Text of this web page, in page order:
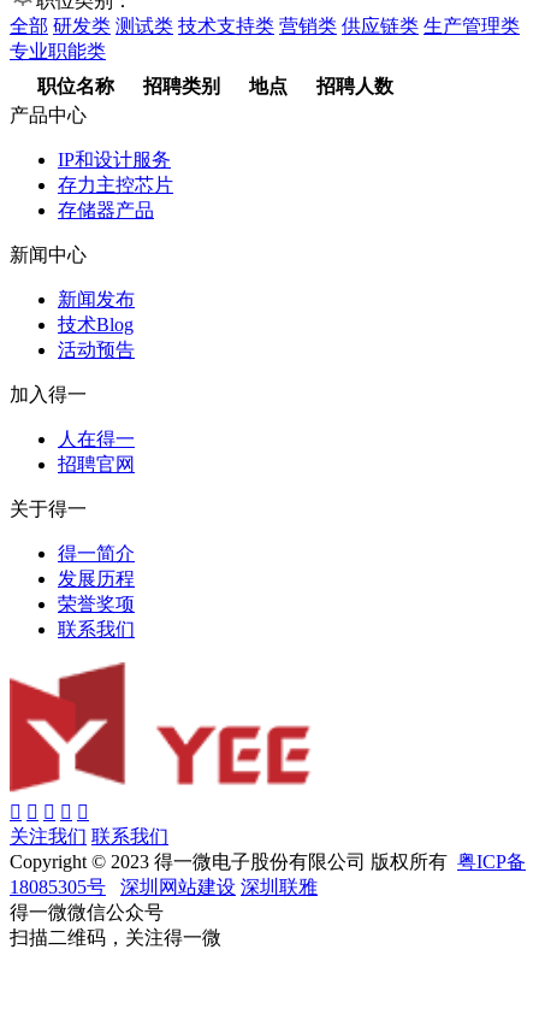
全部 研发类 测试类 技术支持类 营销类 供应链类 生产管理类
专业职能类
职位名称
招聘类别 地点
招聘人数
产品中心
IP和设计服务
存力主控芯片
存储器产品
新闻中心
新闻发布
技术Blog
活动预告
加入得一
人在得一
招聘官网
关于得一
得一简介
发展历程
荣誉奖项
联系我们
关注我们 联系我们
Copyright © 2023 得一微电子股份有限公司 版权所有 粤ICP备
18085305号
深圳网站建设 深圳联雅
得一微微信公众号
扫描二维码，关注得一微